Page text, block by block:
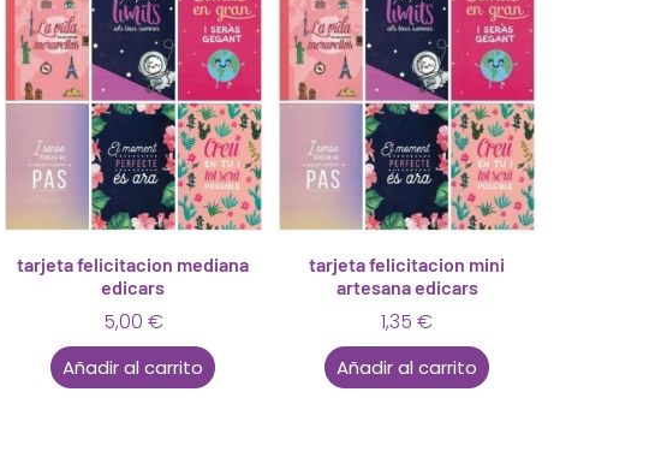
tarjeta felicitacion mediana
edicars
5,00 €
Añadir al carrito
tarjeta felicitacion mini
artesana edicars
1,35€
Añadir al carrito